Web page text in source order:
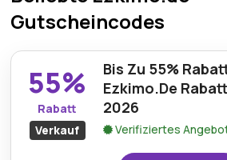
Gutscheincodes
55%
Rabatt
Verkauf
Bis Zu 55%
Ezkimo.De
2026
Verifiziertes